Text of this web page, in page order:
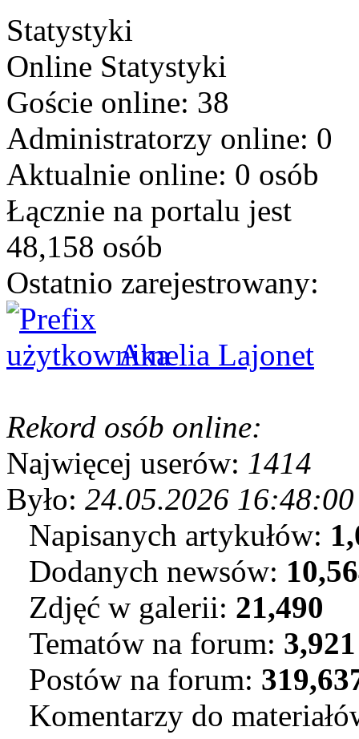
Statystyki
Online Statystyki
Goście online: 38
Administratorzy online: 0
Aktualnie online: 0 osób
Łącznie na portalu jest
48,158 osób
Ostatnio zarejestrowany:
Amelia Lajonet
Rekord osób online:
Najwięcej userów: 1414
Było: 24.05.2026 16:48:00
Napisanych artykułów:
Dodanych newsów:
Zdjęć w galerii: 21,490
Tematów na forum: 3,921
Postów na forum:
Komentarzy do